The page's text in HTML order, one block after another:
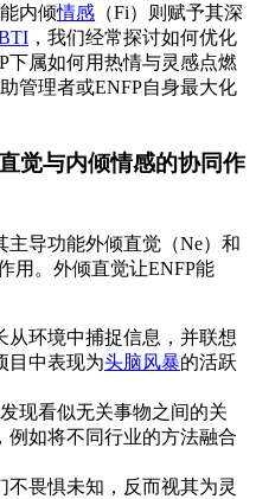
内倾情感 （Fi）则赋予其深
，我们经常探讨如何优化
下属如何用热情与灵感点燃
管理者或ENFP自身最大化
觉与内倾情感的协同作
主导功能外倾直觉（Ne）和
用。外倾直觉让ENFP能
从环境中捕捉信息，并联想
目中表现为头脑风暴的活跃
发现看似无关事物之间的关
例如将不同行业的方法融合
不畏惧未知，反而视其为灵